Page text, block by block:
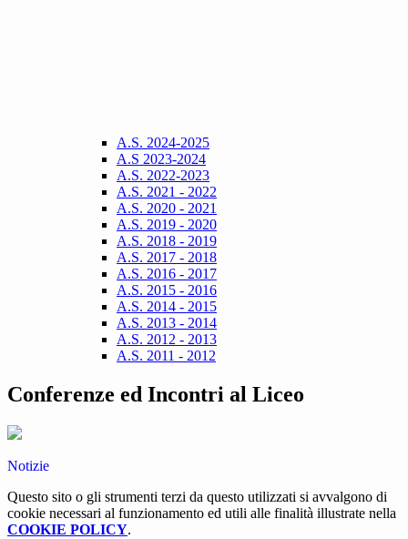
A.S. 2024-2025
A.S 2023-2024
A.S. 2022-2023
A.S. 2021 - 2022
A.S. 2020 - 2021
A.S. 2019 - 2020
A.S. 2018 - 2019
A.S. 2017 - 2018
A.S. 2016 - 2017
A.S. 2015 - 2016
A.S. 2014 - 2015
A.S. 2013 - 2014
A.S. 2012 - 2013
A.S. 2011 - 2012
Conferenze ed Incontri al Liceo
Notizie
Questo sito o gli strumenti terzi da questo utilizzati si avvalgono di
cookie necessari al funzionamento ed utili alle finalità illustrate nella
COOKIE POLICY.